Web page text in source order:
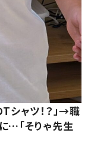
シャツ！？」→職
…「そりゃ先生